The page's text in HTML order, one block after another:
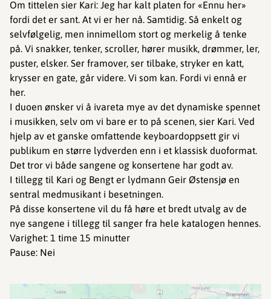
Om tittelen sier Kari: Jeg har kalt platen for «Ennu her»
fordi det er sant. At vi er her nå. Samtidig. Så enkelt og
selvfølgelig, men innimellom stort og merkelig å tenke
på. Vi snakker, tenker, scroller, hører musikk, drømmer, ler,
puster, elsker. Ser framover, ser tilbake, stryker en katt,
krysser en gate, går videre. Vi som kan. Fordi vi ennå er
her.
I duoen ønsker vi å ivareta mye av det dynamiske spennet
i musikken, selv om vi bare er to på scenen, sier Kari. Ved
hjelp av et ganske omfattende keyboardoppsett gir vi
publikum en større lydverden enn i et klassisk duoformat.
Det tror vi både sangene og konsertene har godt av.
I tillegg til Kari og Bengt er lydmann Geir Østensjø en
sentral medmusikant i besetningen.
På disse konsertene vil du få høre et bredt utvalg av de
nye sangene i tillegg til sanger fra hele katalogen hennes.
Varighet: 1 time 15 minutter
Pause: Nei